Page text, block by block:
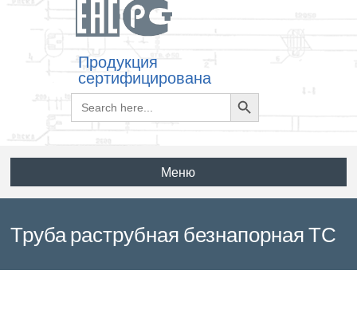
Продукция
сертифицирована
Search
for:
Search
Button
Меню
Труба раструбная безнапорная ТС